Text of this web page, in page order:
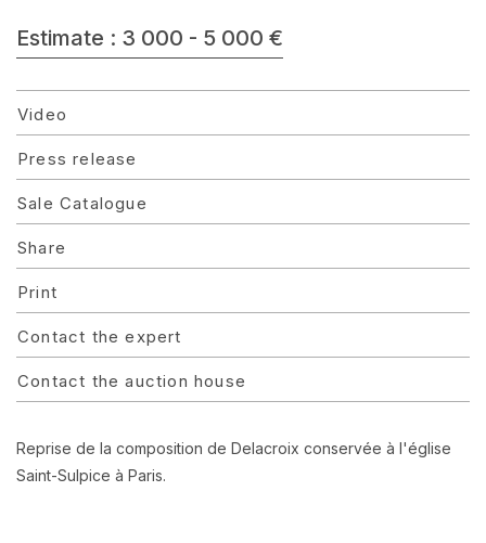
Estimate : 3 000 - 5 000 €
Video
Press release
Sale Catalogue
Share
Print
Contact the expert
Contact the auction house
Reprise de la composition de Delacroix conservée à l'église
Saint-Sulpice à Paris.